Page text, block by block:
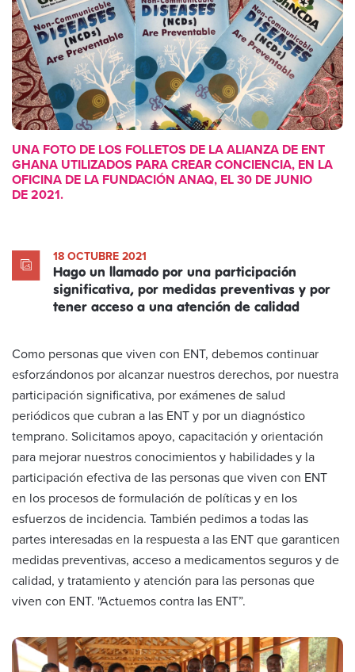
UNA FOTO DE LOS FOLLETOS DE LA ALIANZA DE ENT
GHANA UTILIZADOS PARA CREAR CONCIENCIA, EN LA
OFICINA DE LA FUNDACIÓN ANAQ, EL 30 DE JUNIO
DE 2021.
18 OCTUBRE 2021
Hago un llamado por una participación
significativa, por medidas preventivas y por
tener acceso a una atención de calidad
Como personas que viven con ENT, debemos continuar
esforzándonos por alcanzar nuestros derechos, por nuestra
participación significativa, por exámenes de salud
periódicos que cubran a las ENT y por un diagnóstico
temprano. Solicitamos apoyo, capacitación y orientación
para mejorar nuestros conocimientos y habilidades y la
participación efectiva de las personas que viven con ENT
en los procesos de formulación de políticas y en los
esfuerzos de incidencia. También pedimos a todas las
partes interesadas en la respuesta a las ENT que garanticen
medidas preventivas, acceso a medicamentos seguros y de
calidad, y tratamiento y atención para las personas que
viven con ENT. "Actuemos contra las ENT”.